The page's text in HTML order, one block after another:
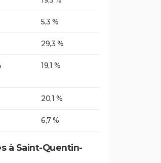
5,3 %
29,3 %
19,1 %
20,1 %
6,7 %
à Saint-Quentin-